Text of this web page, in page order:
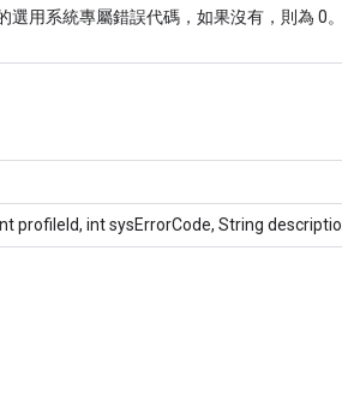
選用系統專屬錯誤代碼，如果沒有，則為 0。
profileId, int sysErrorCode, String